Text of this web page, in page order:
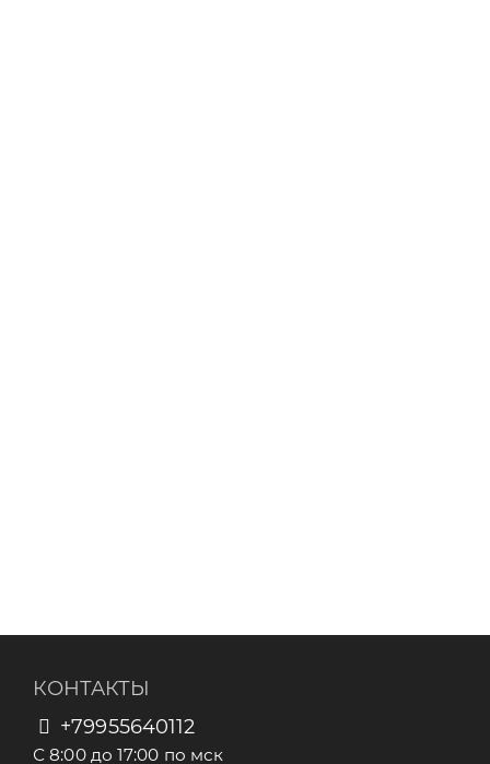
КОНТАКТЫ
+79955640112
С 8:00 до 17:00 по мск